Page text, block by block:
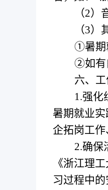
（2）
（3）
①暑
②如
六、
1.强化
暑期就业
企拓岗工
2.确保
《浙江理
习过程中